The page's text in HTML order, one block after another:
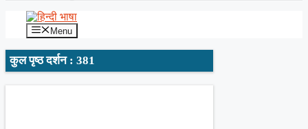
Menu
कुल पृष्ठ दर्शन : 381